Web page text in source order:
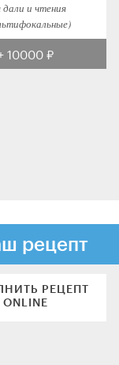
дали и чтения
10000 ₽
рецепт
РЕЦЕПТ
ONLINE